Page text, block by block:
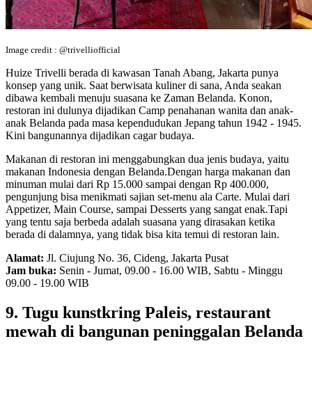
Image credit : @trivelliofficial
Huize Trivelli berada di kawasan Tanah Abang, Jakarta punya
konsep yang unik. Saat berwisata kuliner di sana, Anda seakan
dibawa kembali menuju suasana ke Zaman Belanda. Konon,
restoran ini dulunya dijadikan Camp penahanan wanita dan anak-
anak Belanda pada masa kependudukan Jepang tahun 1942 - 1945.
Kini bangunannya dijadikan cagar budaya.
Makanan di restoran ini menggabungkan dua jenis budaya, yaitu
makanan Indonesia dengan Belanda.Dengan harga makanan dan
minuman mulai dari Rp 15.000 sampai dengan Rp 400.000,
pengunjung bisa menikmati sajian set-menu ala Carte. Mulai dari
Appetizer, Main Course, sampai Desserts yang sangat enak.Tapi
yang tentu saja berbeda adalah suasana yang dirasakan ketika
berada di dalamnya, yang tidak bisa kita temui di restoran lain.
Alamat: Jl. Ciujung No. 36, Cideng, Jakarta Pusat
Jam buka: Senin - Jumat, 09.00 - 16.00 WIB, Sabtu - Minggu
09.00 - 19.00 WIB
9. Tugu kunstkring Paleis, restaurant
mewah di bangunan peninggalan Belanda